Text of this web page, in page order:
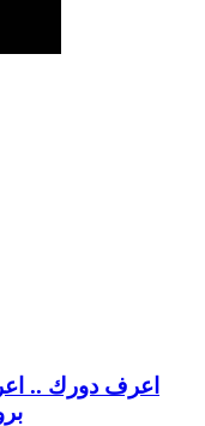
اعرف دورك ..